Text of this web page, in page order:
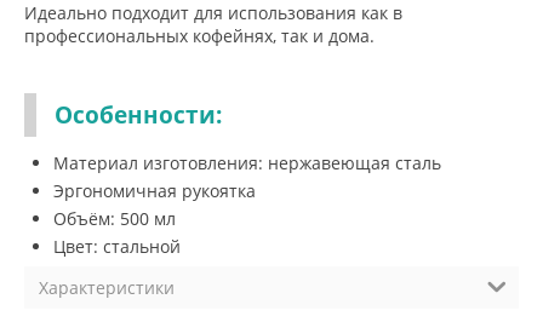
Идеально подходит для использования как в
профессиональных кофейнях, так и дома.
Особенности:
Материал изготовления: нержавеющая сталь
Эргономичная рукоятка
Объём: 500 мл
Цвет: стальной
Характеристики